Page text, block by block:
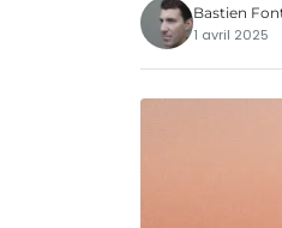
Bastien
1 avril 2025